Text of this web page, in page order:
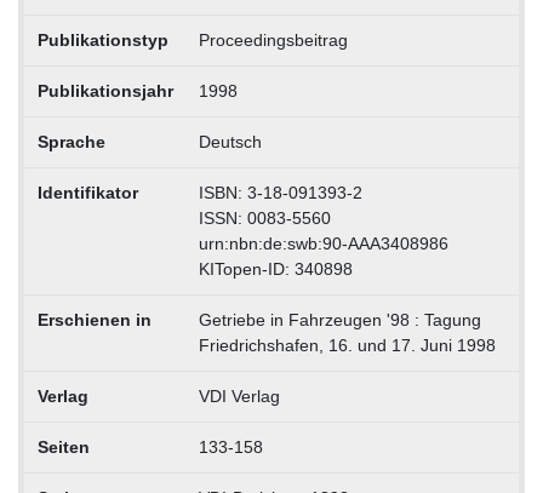
Publikationstyp Proceedingsbeitrag
Publikationsjahr 1998
Sprache Deutsch
Identifikator
ISBN: 3-18-091393-2
ISSN: 0083-5560
urn:nbn:de:swb:90-AAA3408986
KITopen-ID: 340898
Erschienen in
Getriebe in Fahrzeugen '98 : Tagung
Friedrichshafen, 16. und 17. Juni 1998
Verlag VDI Verlag
Seiten 133-158